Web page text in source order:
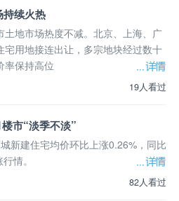
持续火热
地市场热度不减。北京、上海、广
用地接连出让，多宗地块经过数十
率保持高位
19人看过
市“淡季不淡”
新建住宅均价环比上涨0.26%，同比
情。
82人看过